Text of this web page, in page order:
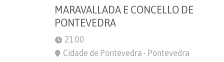
MARAVALLADA E CONCELLO DE
PONTEVEDRA
21:00
Cidade de Pontevedra - Pontevedra